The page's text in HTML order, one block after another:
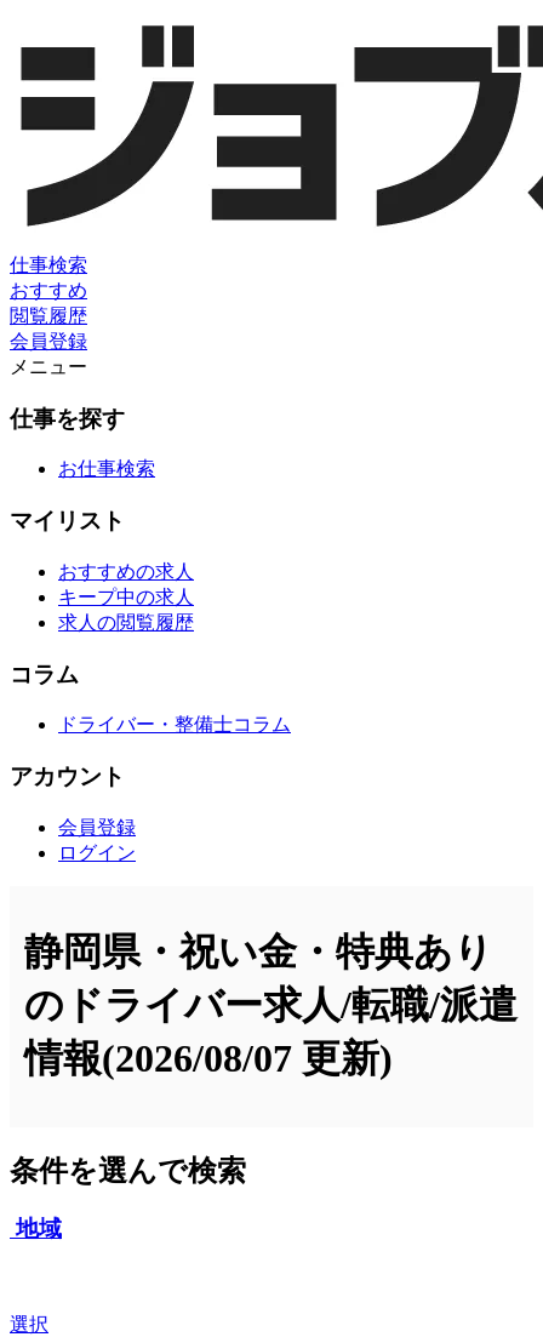
仕事検索
おすすめ
閲覧履歴
会員登録
メニュー
仕事を探す
お仕事検索
マイリスト
おすすめの求人
キープ中の求人
求人の閲覧履歴
コラム
ドライバー・整備士コラム
アカウント
会員登録
ログイン
静岡県・祝い金・特典あり
のドライバー求人/転職/派遣
情報(2026/08/07 更新)
条件を選んで検索
地域
選択